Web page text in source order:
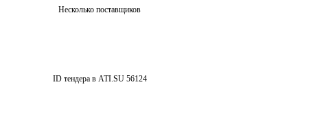
Несколько поставщиков
ID тендера в ATI.SU 56124